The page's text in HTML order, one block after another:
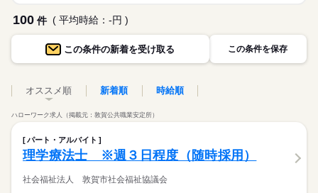
100 件 ( 平均時給：-円 )
この条件の新着を受け取る この条件を保存
オススメ順 新着順 時給順
ハローワーク求人（掲載元：敦賀公共職業安定所）
パート・アルバイト
理学療法士 ※週３日程度（随時採用）
社会福祉法人 敦賀市社会福祉協議会